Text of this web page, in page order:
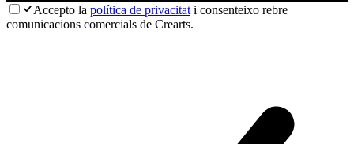
Accepto la política de privacitat i consenteixo rebre
comunicacions comercials de Crearts.